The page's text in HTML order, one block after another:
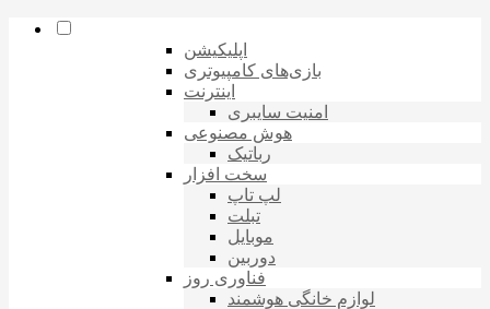
اپلیکیشن
بازی‌های کامپیوتری
اینترنت
امنیت سایبری
هوش مصنوعی
رباتیک
سخت افزار
لپ تاپ
تبلت
موبایل
دوربین
فناوری روز
لوازم خانگی هوشمند